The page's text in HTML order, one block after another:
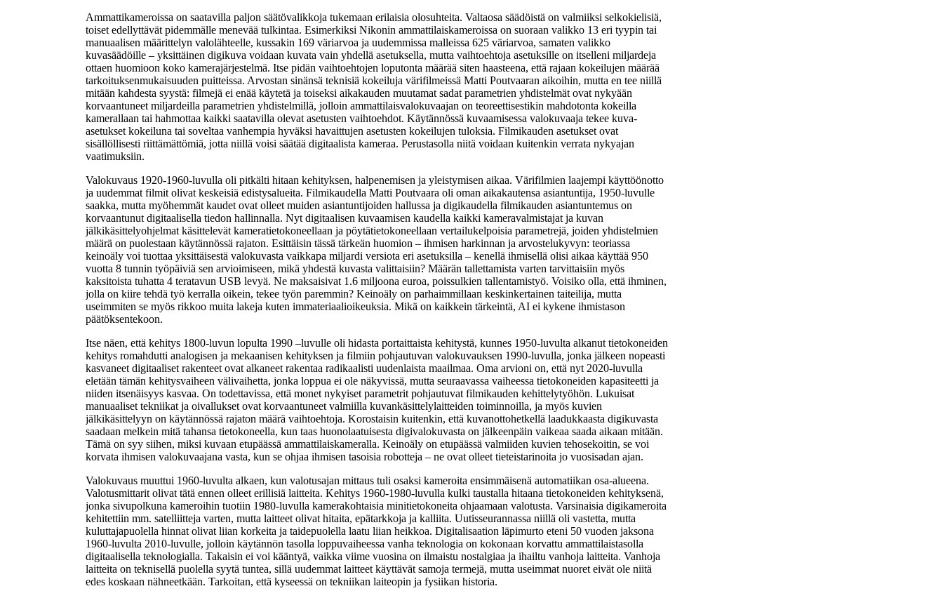
Ammattikameroissa on saatavilla paljon säätövalikkoja tukemaan erilaisia olosuhteita. Valtaosa säädöistä on valmiiksi selkokielisiä,
toiset edellyttävät pidemmälle menevää tulkintaa. Esimerkiksi Nikonin ammattilaiskameroissa on suoraan valikko 13 eri tyypin tai
manuaalisen määrittelyn valolähteelle, kussakin 169 väriarvoa ja uudemmissa malleissa 625 väriarvoa, samaten valikko
kuvasäädöille – yksittäinen digikuva voidaan kuvata vain yhdellä asetuksella, mutta vaihtoehtoja asetuksille on itselleni miljardeja
ottaen huomioon koko kamerajärjestelmä. Itse pidän vaihtoehtojen loputonta määrää siten haasteena, että rajaan kokeilujen määrää
tarkoituksenmukaisuuden puitteissa. Arvostan sinänsä teknisiä kokeiluja värifilmeissä Matti Poutvaaran aikoihin, mutta en tee niillä
mitään kahdesta syystä: filmejä ei enää käytetä ja toiseksi aikakauden muutamat sadat parametrien yhdistelmät ovat nykyään
korvaantuneet miljardeilla parametrien yhdistelmillä, jolloin ammattilaisvalokuvaajan on teoreettisestikin mahdotonta kokeilla
kamerallaan tai hahmottaa kaikki saatavilla olevat asetusten vaihtoehdot. Käytännössä kuvaamisessa valokuvaaja tekee kuva-
asetukset kokeiluna tai soveltaa vanhempia hyväksi havaittujen asetusten kokeilujen tuloksia. Filmikauden asetukset ovat
sisällöllisesti riittämättömiä, jotta niillä voisi säätää digitaalista kameraa. Perustasolla niitä voidaan kuitenkin verrata nykyajan
vaatimuksiin.
Valokuvaus 1920-1960-luvulla oli pitkälti hitaan kehityksen, halpenemisen ja yleistymisen aikaa. Värifilmien laajempi käyttöönotto
ja uudemmat filmit olivat keskeisiä edistysalueita. Filmikaudella Matti Poutvaara oli oman aikakautensa asiantuntija, 1950-luvulle
saakka, mutta myöhemmät kaudet ovat olleet muiden asiantuntijoiden hallussa ja digikaudella filmikauden asiantuntemus on
korvaantunut digitaalisella tiedon hallinnalla. Nyt digitaalisen kuvaamisen kaudella kaikki kameravalmistajat ja kuvan
jälkikäsittelyohjelmat käsittelevät kameratietokoneellaan ja pöytätietokoneellaan vertailukelpoisia parametrejä, joiden yhdistelmien
määrä on puolestaan käytännössä rajaton. Esittäisin tässä tärkeän huomion – ihmisen harkinnan ja arvostelukyvyn: teoriassa
keinoäly voi tuottaa yksittäisestä valokuvasta vaikkapa miljardi versiota eri asetuksilla – kenellä ihmisellä olisi aikaa käyttää 950
vuotta 8 tunnin työpäiviä sen arvioimiseen, mikä yhdestä kuvasta valittaisiin? Määrän tallettamista varten tarvittaisiin myös
kaksitoista tuhatta 4 teratavun USB levyä. Ne maksaisivat 1.6 miljoona euroa, poissulkien tallentamistyö. Voisiko olla, että ihminen,
jolla on kiire tehdä työ kerralla oikein, tekee työn paremmin? Keinoäly on parhaimmillaan keskinkertainen taiteilija, mutta
useimmiten se myös rikkoo muita lakeja kuten immateriaalioikeuksia. Mikä on kaikkein tärkeintä, AI ei kykene ihmistason
päätöksentekoon.
Itse näen, että kehitys 1800-luvun lopulta 1990 –luvulle oli hidasta portaittaista kehitystä, kunnes 1950-luvulta alkanut tietokoneiden
kehitys romahdutti analogisen ja mekaanisen kehityksen ja filmiin pohjautuvan valokuvauksen 1990-luvulla, jonka jälkeen nopeasti
kasvaneet digitaaliset rakenteet ovat alkaneet rakentaa radikaalisti uudenlaista maailmaa. Oma arvioni on, että nyt 2020-luvulla
eletään tämän kehitysvaiheen välivaihetta, jonka loppua ei ole näkyvissä, mutta seuraavassa vaiheessa tietokoneiden kapasiteetti ja
niiden itsenäisyys kasvaa. On todettavissa, että monet nykyiset parametrit pohjautuvat filmikauden kehittelytyöhön. Lukuisat
manuaaliset tekniikat ja oivallukset ovat korvaantuneet valmiilla kuvankäsittelylaitteiden toiminnoilla, ja myös kuvien
jälkikäsittelyyn on käytännössä rajaton määrä vaihtoehtoja. Korostaisin kuitenkin, että kuvanottohetkellä laadukkaasta digikuvasta
saadaan melkein mitä tahansa tietokoneella, kun taas huonolaatuisesta digivalokuvasta on jälkeenpäin vaikeaa saada aikaan mitään.
Tämä on syy siihen, miksi kuvaan etupäässä ammattilaiskameralla. Keinoäly on etupäässä valmiiden kuvien tehosekoitin, se voi
korvata ihmisen valokuvaajana vasta, kun se ohjaa ihmisen tasoisia robotteja – ne ovat olleet tieteistarinoita jo vuosisadan ajan.
Valokuvaus muuttui 1960-luvulta alkaen, kun valotusajan mittaus tuli osaksi kameroita ensimmäisenä automatiikan osa-alueena.
Valotusmittarit olivat tätä ennen olleet erillisiä laitteita. Kehitys 1960-1980-luvulla kulki taustalla hitaana tietokoneiden kehityksenä,
jonka sivupolkuna kameroihin tuotiin 1980-luvulla kamerakohtaisia minitietokoneita ohjaamaan valotusta. Varsinaisia digikameroita
kehitettiin mm. satelliitteja varten, mutta laitteet olivat hitaita, epätarkkoja ja kalliita. Uutisseurannassa niillä oli vastetta, mutta
kuluttajapuolella hinnat olivat liian korkeita ja taidepuolella laatu liian heikkoa. Digitalisaation läpimurto eteni 50 vuoden jaksona
1960-luvulta 2010-luvulle, jolloin käytännön tasolla loppuvaiheessa vanha teknologia on kokonaan korvattu ammattilaistasolla
digitaalisella teknologialla. Takaisin ei voi kääntyä, vaikka viime vuosina on ilmaistu nostalgiaa ja ihailtu vanhoja laitteita. Vanhoja
laitteita on teknisellä puolella syytä tuntea, sillä uudemmat laitteet käyttävät samoja termejä, mutta useimmat nuoret eivät ole niitä
edes koskaan nähneetkään. Tarkoitan, että kyseessä on tekniikan laiteopin ja fysiikan historia.